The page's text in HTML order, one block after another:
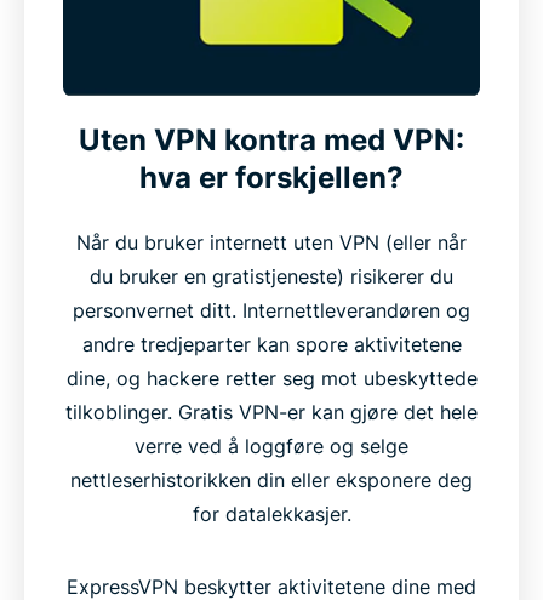
Uten VPN kontra med VPN:
hva er forskjellen?
Når du bruker internett uten VPN (eller når
du bruker en gratistjeneste) risikerer du
personvernet ditt. Internettleverandøren og
andre tredjeparter kan spore aktivitetene
dine, og hackere retter seg mot ubeskyttede
tilkoblinger. Gratis VPN-er kan gjøre det hele
verre ved å loggføre og selge
nettleserhistorikken din eller eksponere deg
for datalekkasjer.
ExpressVPN beskytter aktivitetene dine med